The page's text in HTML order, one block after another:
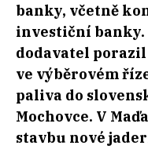
banky, včetně
investiční banky.
dodavatel
ve výběrovém
paliva do
Mochovce. V
stavbu nové